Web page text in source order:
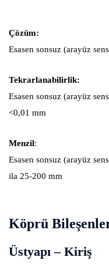
Çözüm:
Esasen sonsuz (arayüz
Tekrarlanabilirlik:
Esasen sonsuz (arayüz
<0,01 mm
Menzil:
Esasen sonsuz (arayüz
ila 25-200 mm
Köprü
Üstyapı – Kiriş